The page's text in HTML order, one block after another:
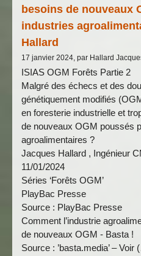
besoins de nouveaux
industries
Hallard
17 janvier 2024, par Hallard
ISIAS OGM Forêts Partie 2
Malgré des échecs et des
génétiquement modifiés
en foresterie industrielle et
de nouveaux OGM poussés
agroalimentaires ?
Jacques Hallard , Ingénieur
11/01/2024
Séries ‘Forêts OGM’
PlayBac Presse
Source : PlayBac Presse
Comment l’industrie
de nouveaux OGM - Basta !
Source : ’basta.media’ – Voir